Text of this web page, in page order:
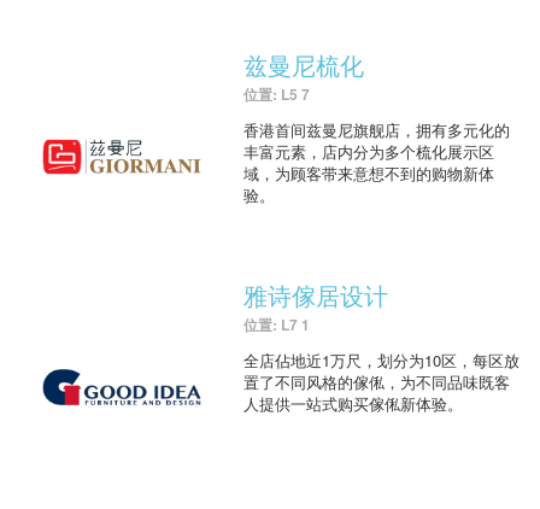
兹曼尼梳化
位置: L5 7
香港首间兹曼尼旗舰店，拥有多元化的
丰富元素，店内分为多个梳化展示区
域，为顾客带来意想不到的购物新体
验。
雅诗傢居设计
位置: L7 1
全店佔地近1万尺，划分为10区，每区放
置了不同风格的傢俬，为不同品味既客
人提供一站式购买傢俬新体验。